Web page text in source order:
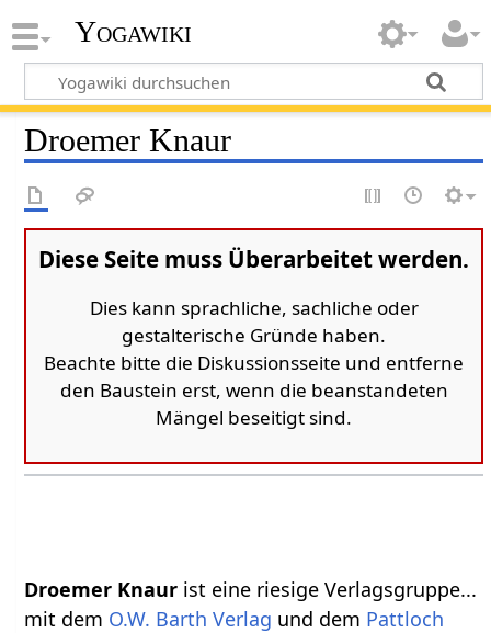
Yogawiki
Droemer Knaur
Diese Seite muss Überarbeitet werden.
Dies kann sprachliche, sachliche oder
gestalterische Gründe haben.
Beachte bitte die Diskussionsseite und entferne
den Baustein erst, wenn die beanstandeten
Mängel beseitigt sind.
Droemer Knaur ist eine riesige Verlagsgruppe...
mit dem O.W. Barth Verlag und dem Pattloch